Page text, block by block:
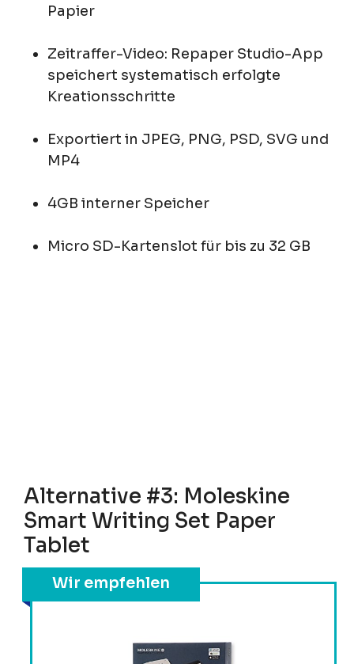
Papier
Zeitraffer-Video: Repaper Studio-App
speichert systematisch erfolgte
Kreationsschritte
Exportiert in JPEG, PNG, PSD, SVG und
MP4
4GB interner Speicher
Micro SD-Kartenslot für bis zu 32 GB
Alternative #3: Moleskine
Smart Writing Set Paper
Tablet
Wir empfehlen